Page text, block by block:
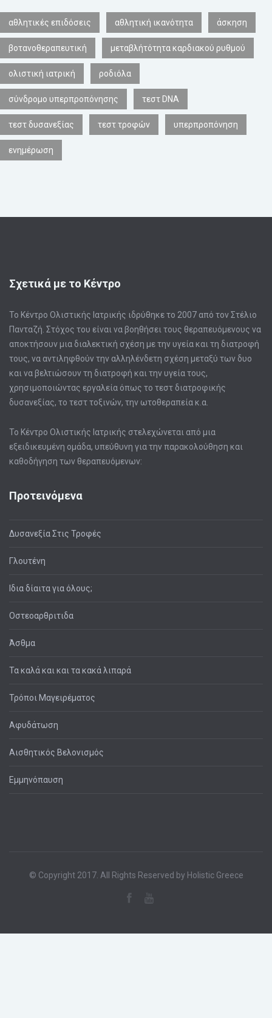
αθλητικές επιδόσεις αθλητική ικανότητα άσκηση
βοτανοθεραπευτική μεταβλήτότητα καρδιακού ρυθμού
ολιστική ιατρική ροδιόλα
σύνδρομο υπερπροπόνησης τεστ DNA
τεστ δυσανεξίας τεστ τροφών υπερπροπόνηση
ενημέρωση
Σχετικά με το Κέντρο
Το Κέντρο Ολιστικής Ιατρικής ιδρύθηκε το 2007 από τον Στέλιο
Πανταζή. Στόχος του είναι να βοηθήσει τους θεραπευόμενους να
αποκτήσουν μια διαλεκτική σχέση με την υγεία και τη διατροφή
τους, να αντιληφθούν την αλληλένδετη σχέση μεταξύ των δυο
και να βελτιώσουν τη διατροφή και την υγεία τους,
χρησιμοποιώντας εργαλεία όπως το τεστ διατροφικής
δυσανεξίας, το τεστ τοξινών, την ωτοθεραπεία κ.α.
Το Κέντρο Ολιστικής Ιατρικής στελεχώνεται από μια
εξειδικευμένη ομάδα, υπεύθυνη για την παρακολούθηση και
καθοδήγηση των θεραπευόμενων:
Προτεινόμενα
Δυσανεξία Στις Τροφές
Γλουτένη
Ιδια δίαιτα για όλους;
Οστεοαρθριτιδα
Άσθμα
Τα καλά και και τα κακά λιπαρά
Τρόποι Μαγειρέματος
Αφυδάτωση
Αισθητικός Βελονισμός
Εμμηνόπαυση
© Copyright 2017. All Rights Reserved by Holistic Greece